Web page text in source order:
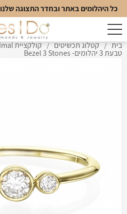
כל היהלומים באתר ובחדר התצוגה
בית / קטלוג תכשיטים / קולקציית Minimal
טבעת 3 יהלומים- Bezel 3 Stones